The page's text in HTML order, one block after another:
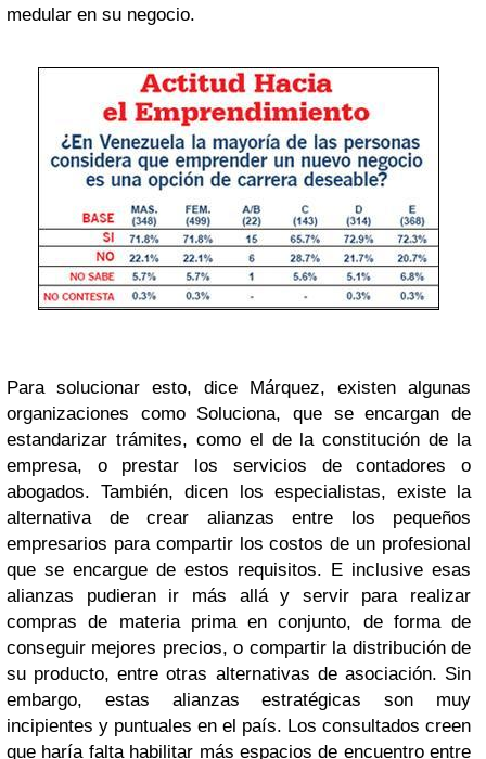
medular en su negocio.
Para solucionar esto, dice Márquez, existen algunas
organizaciones como Soluciona, que se encargan de
estandarizar trámites, como el de la constitución de la
empresa, o prestar los servicios de contadores o
abogados. También, dicen los especialistas, existe la
alternativa de crear alianzas entre los pequeños
empresarios para compartir los costos de un profesional
que se encargue de estos requisitos. E inclusive esas
alianzas pudieran ir más allá y servir para realizar
compras de materia prima en conjunto, de forma de
conseguir mejores precios, o compartir la distribución de
su producto, entre otras alternativas de asociación. Sin
embargo, estas alianzas estratégicas son muy
incipientes y puntuales en el país. Los consultados creen
que haría falta habilitar más espacios de encuentro entre